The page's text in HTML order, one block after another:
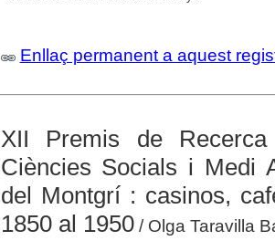
Enllaç permanent a aquest
XII Premis de
Ciències Socials i Medi
del Montgrí : casinos,
1850 al 1950/ Olga Taravilla